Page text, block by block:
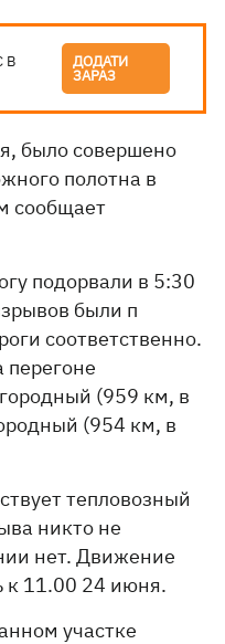
В ДОДАТИ
ЗАРАЗ
было совершено
полотна в
сообщает
подорвали в 5:30
были п
соответственно.
(959 км, в
(954 км, в
тепловозный
никто не
нет. Движение
к 11.00 24 июня.
участке